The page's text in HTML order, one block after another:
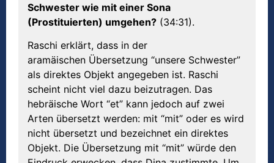
Schwester wie mit einer Sona
(Prostituierten) umgehen? (34:31).
Raschi erklärt, dass in der
aramäischen Übersetzung “unsere Schwester”
als direktes Objekt angegeben ist. Raschi
scheint nicht viel dazu beizutragen. Das
hebräische Wort “et” kann jedoch auf zwei
Arten übersetzt werden: mit “mit” oder es wird
nicht übersetzt und bezeichnet ein direktes
Objekt. Die Übersetzung mit “mit” würde den